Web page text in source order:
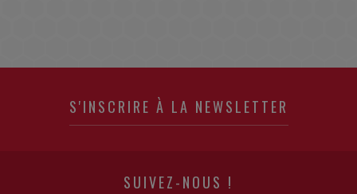
S'INSCRIRE À LA NEWSLETTER
SUIVEZ-NOUS !